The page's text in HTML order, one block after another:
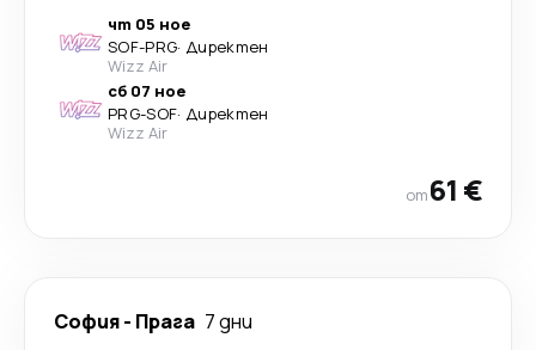
чт 05 ное
SOF-PRG· Директен
Wizz Air
сб 07 ное
PRG-SOF· Директен
Wizz Air
от61 €
София- Прага 7 дни